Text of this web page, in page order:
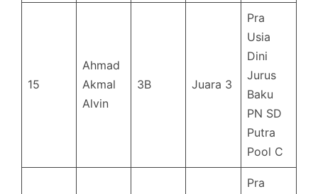
15
Ahmad
Akmal
Alvin
3B Juara 3
Pra
Usia
Dini
Jurus
Baku
PN SD
Putra
Pool C
Pra